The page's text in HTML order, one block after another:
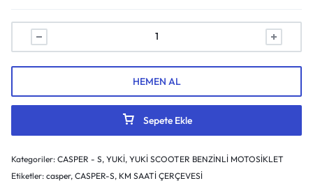
Sepete Ekle
HEMEN AL
Kategoriler: CASPER - S, YUKİ, YUKİ SCOOTER BENZİNLİ MOTOSİKLET
Etiketler: casper, CASPER-S, KM SAATİ ÇERÇEVESİ